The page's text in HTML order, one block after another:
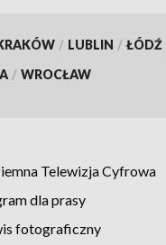
/ LUBLIN / ŁÓDŹ
/ WROCŁAW
Telewizja Cyfrowa
dla prasy
fotograficzny